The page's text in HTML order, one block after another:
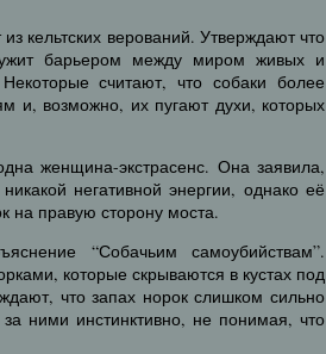
кельтских верований. Утверждают что
барьером между миром живых и
считают, что собаки более
и, возможно, их пугают духи, которых
женщина-экстрасенс. Она заявила,
негативной энергии, однако её
на правую сторону моста.
“Собачьим самоубийствам”.
которые скрываются в кустах под
что запах норок слишком сильно
ними инстинктивно, не понимая, что